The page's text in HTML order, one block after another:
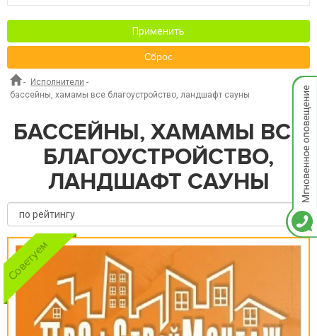
Применить
Сброс
- Исполнители -
бассейны, хамамы все благоустройство, ландшафт сауны
БАССЕЙНЫ, ХАМАМЫ ВСЕ
БЛАГОУСТРОЙСТВО,
ЛАНДШАФТ САУНЫ